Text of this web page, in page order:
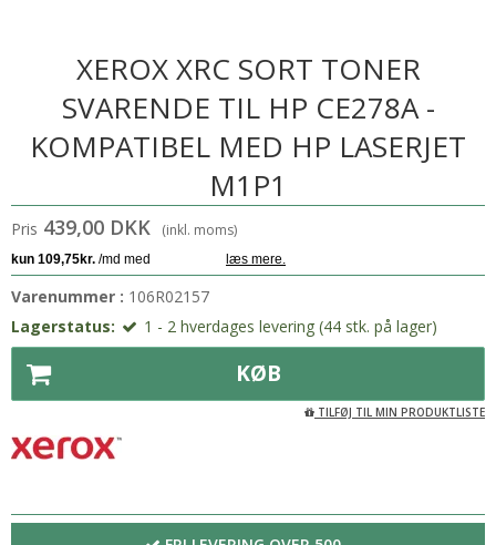
XEROX XRC SORT TONER
SVARENDE TIL HP CE278A -
KOMPATIBEL MED HP LASERJET
M1P1
Pris 439,00 DKK (inkl. moms)
Varenummer : 106R02157
Lagerstatus:
1 - 2 hverdages levering (44 stk. på lager)
KØB
TILFØJ TIL MIN PRODUKTLISTE